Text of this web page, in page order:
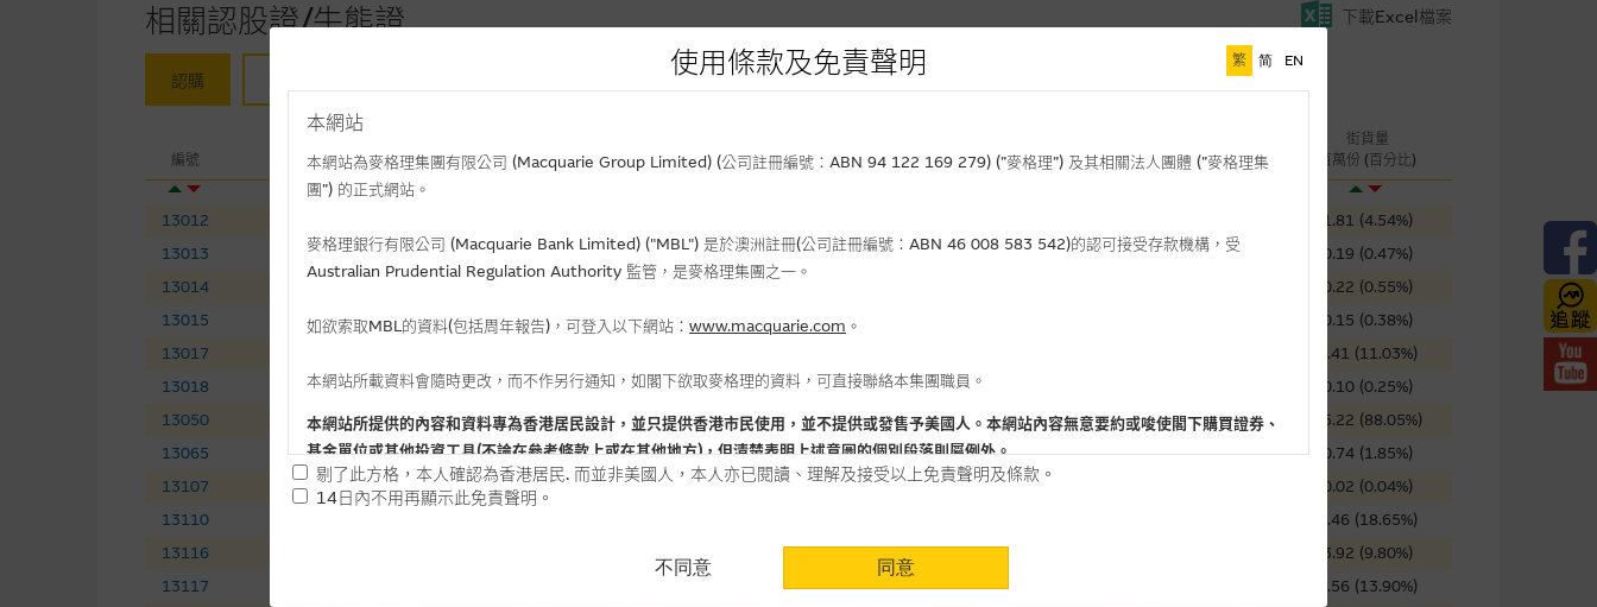
相關認股證/牛熊證 下載Excel檔案
認購
編號 相關資產
現價
行使價
(日/月/年)
價格 升/跌(%)
(倍)
引伸波幅
(千元)
街貨量
百萬份 (百分比)
13012
1.81 (4.54%)
13013
石藥集團(認購) 8.690 8.888 31-12-2026 0.248 +6.44 3.9 62.52% 2,702
0.19 (0.47%)
13014
45.678
0.22 (0.55%)
13015
萬國數據－ＳＷ(認購) 32.32 38.388 31-12-2026 0.112
0.15 (0.38%)
13017
4.41 (11.03%)
13018
三一國際(認購) 7.660 10.888 01-12-2026 0.085 +2.41
0.10 (0.25%)
13050
中國銀河(認購) 7.720 8.38 18-08-2026 0.010 - 17.6 58.79% 0
35.22 (88.05%)
13065
友邦保險(認購) 74.15 106.299 03-05-2027 0.052 +10.64 5.9 40.64% 159
0.74 (1.85%)
13107
中國電信(認購) 4.500 7.28 28-01-2027 0.076 - 1.30 6.7
0.02 (0.04%)
13110
7.46 (18.65%)
13116
02-12-2026 0.214 - 1.83
3.92 (9.80%)
13117
02-12-2026 0.017 +6.25
5.56 (13.90%)
使用條款及免責聲明 繁 简 EN
本網站
本網站為麥格理集團有限公司 (Macquarie Group Limited) (公司註冊編號：ABN 94 122 169 279) (”麥格理”) 及其相關法人團體 (”麥格理集
團”) 的正式網站。
麥格理銀行有限公司 (Macquarie Bank Limited) ("MBL") 是於澳洲註冊(公司註冊編號：ABN 46 008 583 542)的認可接受存款機構，受
Australian Prudential Regulation Authority 監管，是麥格理集團之一。
如欲索取MBL的資料(包括周年報告)，可登入以下網站： www.macquarie.com 。
本網站所載資料會隨時更改，而不作另行通知，如閣下欲取麥格理的資料，可直接聯絡本集團職員。
本網站所提供的內容和資料專為香港居民設計，並只提供香港市民使用，並不提供或發售予美國人。本網站內容無意要約或唆使閣下購買證券、
基金單位或其他投資工具(不論在參考條款上或在其他地方)，但清楚表明上述意圖的個別段落則屬例外。
網站內容來自我們在所示日期時認為可靠之來源，且均以真誠提供。惟麥格理集團並無核實所有網站內容，故就閣下的目的而言，網站內容可能
未必完整或準確。麥格理集團不會，亦沒有義務更新網站內容，或修正任何其後變為明顯失實之地方。網站內容所載的意見、預測及其他資料可
剔了此方格，本人確認為香港居民. 而並非美國人，本人亦已閱讀、理解及接受以上免責聲明及條款。
14日內不用再顯示此免責聲明。
不同意 同意